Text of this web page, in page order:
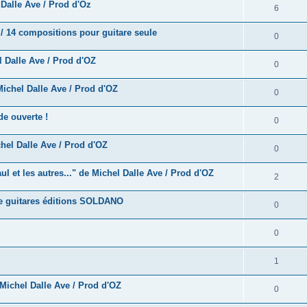
s
s
s
o
n
s
s
o
n
s
s
Ave / Prod d'Oz 6R
é
o
n
s
s
14 compositions pour guitare seule 0R
é
o
n
s
s
Dalle Ave / Prod d'OZ 0R
é
o
n
s
s
Dalle Ave / Prod d'OZ 0R
é
o
n
s
s
ouverte ! 0R
é
o
n
s
s
Dalle Ave / Prod d'OZ 0R
é
o
n
s
s
et les autres..." de Michel Dalle Ave / Prod d'OZ 2R
é
o
n
s
s
guitares éditions SOLDANO 0R
é
n
s
0R
é
o
n
1
é
Dalle Ave / Prod d'OZ 0R